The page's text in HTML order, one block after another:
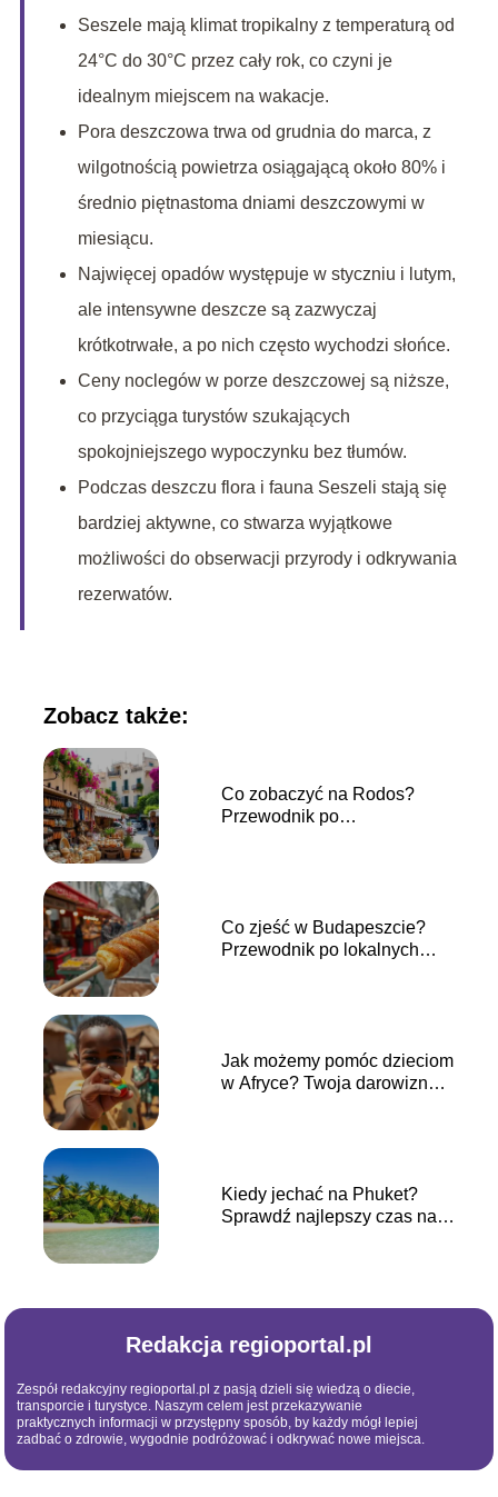
Seszele mają klimat tropikalny z temperaturą od
24°C do 30°C przez cały rok, co czyni je
idealnym miejscem na wakacje.
Pora deszczowa trwa od grudnia do marca, z
wilgotnością powietrza osiągającą około 80% i
średnio piętnastoma dniami deszczowymi w
miesiącu.
Najwięcej opadów występuje w styczniu i lutym,
ale intensywne deszcze są zazwyczaj
krótkotrwałe, a po nich często wychodzi słońce.
Ceny noclegów w porze deszczowej są niższe,
co przyciąga turystów szukających
spokojniejszego wypoczynku bez tłumów.
Podczas deszczu flora i fauna Seszeli stają się
bardziej aktywne, co stwarza wyjątkowe
możliwości do obserwacji przyrody i odkrywania
rezerwatów.
Zobacz także:
Co zobaczyć na Rodos?
Przewodnik po
Co zjeść w Budapeszcie?
Przewodnik po lokalnych
Jak możemy pomóc dzieciom
w Afryce? Twoja darowizna
Kiedy jechać na Phuket?
Sprawdź najlepszy czas na
Redakcja regioportal.pl
Zespół redakcyjny regioportal.pl z pasją dzieli się wiedzą o diecie,
transporcie i turystyce. Naszym celem jest przekazywanie
praktycznych informacji w przystępny sposób, by każdy mógł lepiej
zadbać o zdrowie, wygodnie podróżować i odkrywać nowe miejsca.